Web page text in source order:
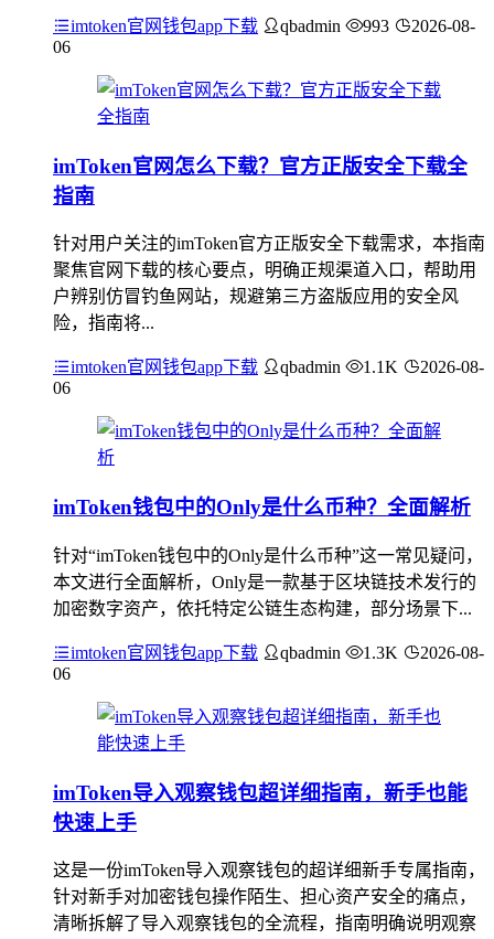
imtoken官网钱包app下载 qbadmin 993
2026-08-
06
imToken官网怎么下载？官方正版安全下载全
指南
针对用户关注的imToken官方正版安全下载需求，本指南
聚焦官网下载的核心要点，明确正规渠道入口，帮助用
户辨别仿冒钓鱼网站，规避第三方盗版应用的安全风
险，指南将...
imtoken官网钱包app下载 qbadmin 1.1K
2026-08-
06
imToken钱包中的Only是什么币种？全面解析
针对“imToken钱包中的Only是什么币种”这一常见疑问，
本文进行全面解析，Only是一款基于区块链技术发行的
加密数字资产，依托特定公链生态构建，部分场景下...
imtoken官网钱包app下载 qbadmin 1.3K
2026-08-
06
imToken导入观察钱包超详细指南，新手也能
快速上手
这是一份imToken导入观察钱包的超详细新手专属指南，
针对新手对加密钱包操作陌生、担心资产安全的痛点，
清晰拆解了导入观察钱包的全流程，指南明确说明观察